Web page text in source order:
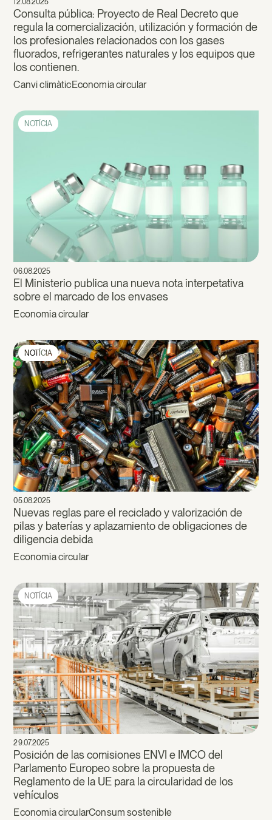
12.08.2025
Consulta pública: Proyecto de Real Decreto que
regula la comercialización, utilización y formación de
los profesionales relacionados con los gases
fluorados, refrigerantes naturales y los equipos que
los contienen.
Canvi climàticEconomia circular
NOTÍCIA
06.08.2025
El Ministerio publica una nueva nota interpetativa
sobre el marcado de los envases
Economia circular
NOTÍCIA
05.08.2025
Nuevas reglas pare el reciclado y valorización de
pilas y baterías y aplazamiento de obligaciones de
diligencia debida
Economia circular
NOTÍCIA
29.07.2025
Posición de las comisiones ENVI e IMCO del
Parlamento Europeo sobre la propuesta de
Reglamento de la UE para la circularidad de los
vehículos
Economia circularConsum sostenible